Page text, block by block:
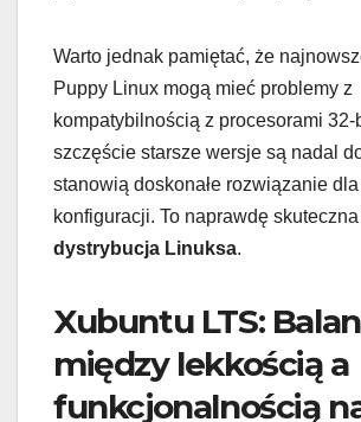
Warto jednak pamiętać, że
Puppy Linux mogą mieć problemy z
kompatybilnością z procesorami 32-
szczęście starsze wersje są nadal
stanowią doskonałe rozwiązanie
konfiguracji. To naprawdę skuteczna
dystrybucja Linuksa.
Xubuntu LTS:
między lekkością a
funkcjonalnością